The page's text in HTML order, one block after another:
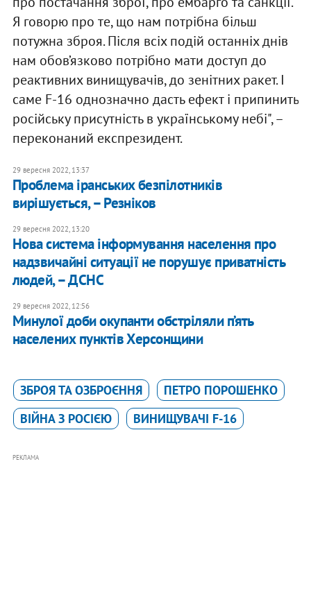
Я говорю про те, що нам потрібна більш
потужна зброя. Після всіх подій останніх днів
нам обов’язково потрібно мати доступ до
реактивних винищувачів, до зенітних ракет. І
саме F-16 однозначно дасть ефект і припинить
російську присутність в українському небі", –
переконаний експрезидент.
29 вересня 2022, 13:37
​Проблема іранських безпілотників
вирішується, – Резніков
29 вересня 2022, 13:20
​Нова система інформування населення про
надзвичайні ситуації не порушує приватність
людей, – ДСНС
29 вересня 2022, 12:56
Минулої доби окупанти обстріляли п’ять
населених пунктів Херсонщини
ЗБРОЯ ТА ОЗБРОЄННЯ
ПЕТРО ПОРОШЕНКО
ВІЙНА З РОСІЄЮ
ВИНИЩУВАЧІ F-16
РЕКЛАМА